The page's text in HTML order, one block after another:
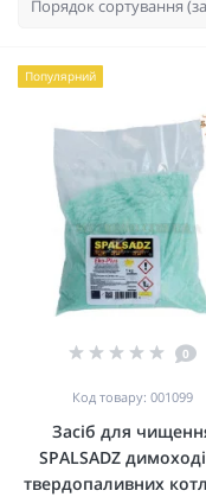
Популярний
0
Код товару: 001099
Засіб для
SPALSADZ
твердопаливних